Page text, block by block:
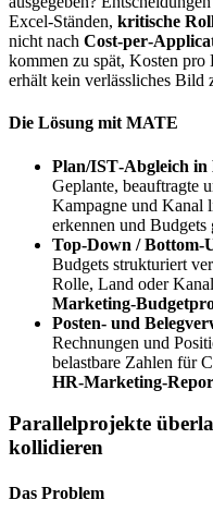
Excel‑Ständen, kritische
nicht nach
kommen zu spät, Kosten pro
erhält kein verlässliches Bild
Die Lösung mit MATE
Plan/IST‑Abgleich in
Geplante, beauftragte
Kampagne und Kanal
erkennen und Budgets
Top‑Down /
Budgets strukturiert
Rolle, Land oder
Marketing-
Posten‑ und
Rechnungen und
belastbare Zahlen für
Parallel­projekte
kollidieren
Das Problem